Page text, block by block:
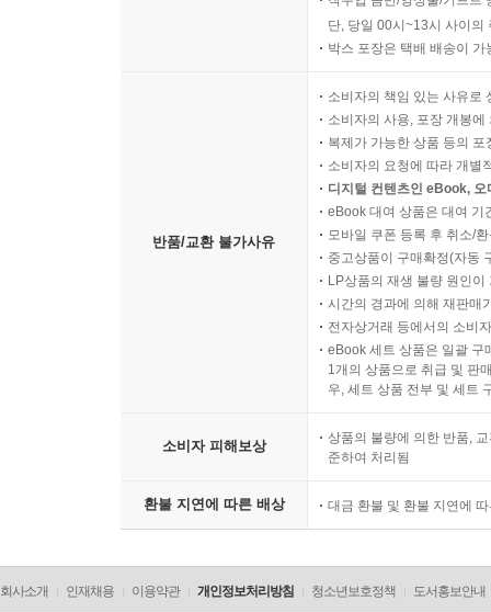
단, 당일 00시~13시 사이의
박스 포장은 택배 배송이
반품/교환 불가사유
소비자의 책임 있는 사유로
소비자의 사용, 포장 개봉
복제가 가능한 상품 등의
소비자의 요청에 따라 개별
디지털 컨텐츠인 eBook,
eBook 대여 상품은 대여 기
모바일 쿠폰 등록 후 취소/
중고상품이 구매확정(자동
LP상품의 재생 불량 원인
시간의 경과에 의해 재판매
전자상거래 등에서의 소비
eBook 세트 상품은 일괄 구
1개의 상품으로 취급 및 판
우, 세트 상품 전부 및 세트
소비자 피해보상
상품의 불량에 의한 반품,
준하여 처리됨
환불 지연에 따른 배상 대금 환불 및 환불 지연에
회사소개 인재채용 이용약관 개인정보처리방침 청소년보호정책 도서홍보안내